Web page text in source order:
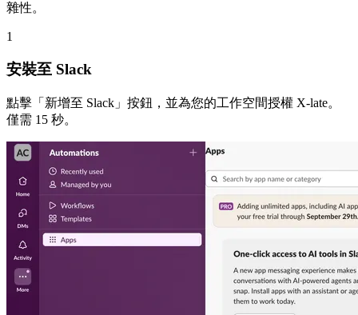
雜性。
1
安裝至 Slack
點擊「新增至 Slack」按鈕，並為您的工作空間授權 X-late。
僅需 15 秒。